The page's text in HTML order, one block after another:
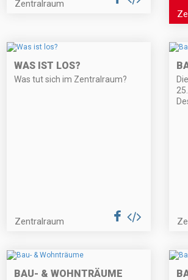
Zentralraum
WAS IST LOS?
Was tut sich im Zentralraum?
Zentralraum
BAU- & WOHNTRÄUME